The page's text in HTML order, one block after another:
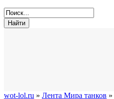
wot-lol.ru » Лента Мира танков »